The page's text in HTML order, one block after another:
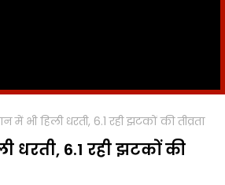
में भी हिली धरती, 6.1 रही झटकों की तीव्रता
धरती, 6.1 रही झटकों की